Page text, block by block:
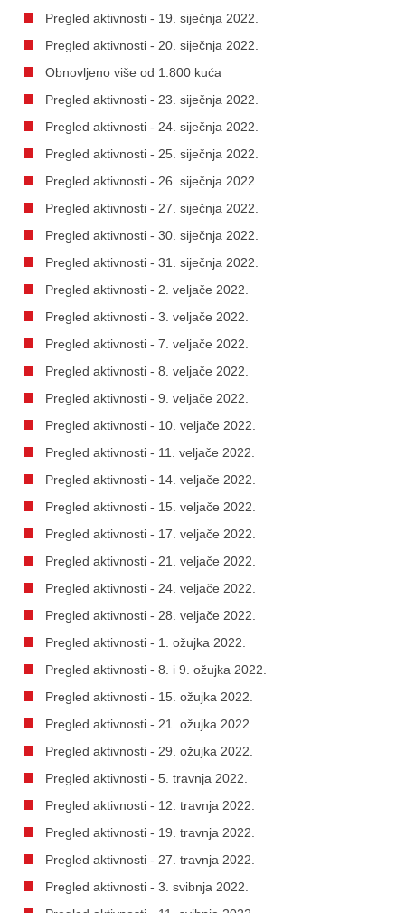
Pregled aktivnosti - 19. siječnja 2022.
Pregled aktivnosti - 20. siječnja 2022.
Obnovljeno više od 1.800 kuća
Pregled aktivnosti - 23. siječnja 2022.
Pregled aktivnosti - 24. siječnja 2022.
Pregled aktivnosti - 25. siječnja 2022.
Pregled aktivnosti - 26. siječnja 2022.
Pregled aktivnosti - 27. siječnja 2022.
Pregled aktivnosti - 30. siječnja 2022.
Pregled aktivnosti - 31. siječnja 2022.
Pregled aktivnosti - 2. veljače 2022.
Pregled aktivnosti - 3. veljače 2022.
Pregled aktivnosti - 7. veljače 2022.
Pregled aktivnosti - 8. veljače 2022.
Pregled aktivnosti - 9. veljače 2022.
Pregled aktivnosti - 10. veljače 2022.
Pregled aktivnosti - 11. veljače 2022.
Pregled aktivnosti - 14. veljače 2022.
Pregled aktivnosti - 15. veljače 2022.
Pregled aktivnosti - 17. veljače 2022.
Pregled aktivnosti - 21. veljače 2022.
Pregled aktivnosti - 24. veljače 2022.
Pregled aktivnosti - 28. veljače 2022.
Pregled aktivnosti - 1. ožujka 2022.
Pregled aktivnosti - 8. i 9. ožujka 2022.
Pregled aktivnosti - 15. ožujka 2022.
Pregled aktivnosti - 21. ožujka 2022.
Pregled aktivnosti - 29. ožujka 2022.
Pregled aktivnosti - 5. travnja 2022.
Pregled aktivnosti - 12. travnja 2022.
Pregled aktivnosti - 19. travnja 2022.
Pregled aktivnosti - 27. travnja 2022.
Pregled aktivnosti - 3. svibnja 2022.